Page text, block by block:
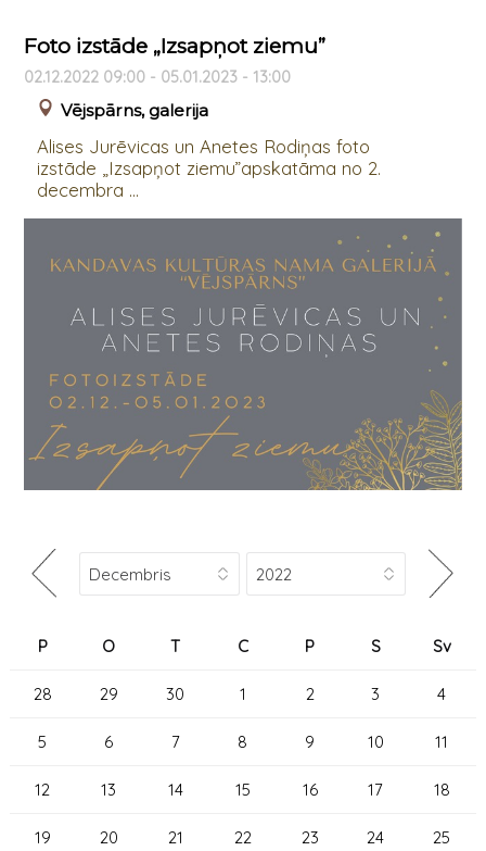
Foto izstāde „Izsapņot ziemu”
02.12.2022 09:00 - 05.01.2023 - 13:00
Vējspārns, galerija
Alises Jurēvicas un Anetes Rodiņas foto
izstāde „Izsapņot ziemu”apskatāma no 2.
decembra ...
P O T C P S Sv
28 29 30 1 2 3 4
5 6 7 8 9 10 11
12 13 14 15 16 17 18
19 20 21 22 23 24 25